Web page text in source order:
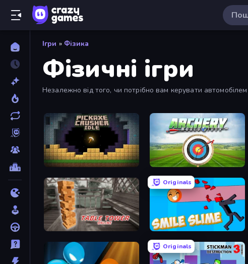
Ігри » Фізика
Фізичні ігри
Незалежно від того, чи потрібно вам керувати
Pickaxe Crusher Idle Archery World Tour
Table Tower Online
Originals
Smile Slime
Originals